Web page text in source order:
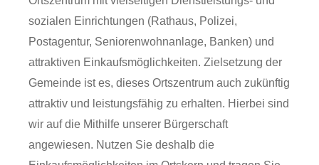
sozialen Einrichtungen (Rathaus, Polizei,
Postagentur, Seniorenwohnanlage, Banken) und
attraktiven Einkaufsmöglichkeiten. Zielsetzung der
Gemeinde ist es, dieses Ortszentrum auch zukünftig
attraktiv und leistungsfähig zu erhalten. Hierbei sind
wir auf die Mithilfe unserer Bürgerschaft
angewiesen. Nutzen Sie deshalb die